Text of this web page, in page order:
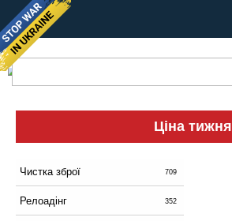
Ціна тижня
Чистка зброї 709
Релоадінг 352